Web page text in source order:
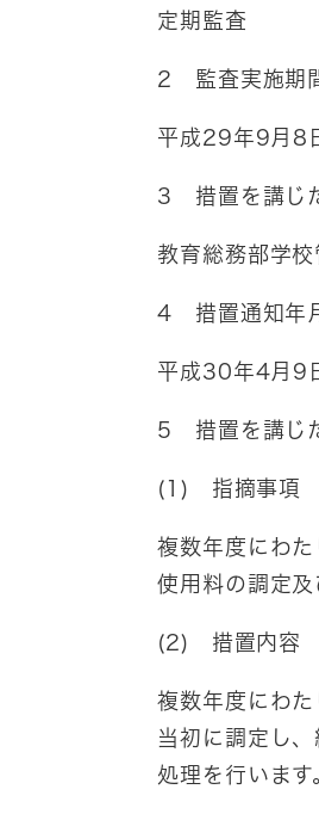
定期監査
2 監査実施期
平成29年9月8
3 措置を講じ
教育総務部学校
4 措置通知年
平成30年4月9
5 措置を講じ
(1) 指摘事項
複数年度にわ
使用料の調定
(2) 措置内容
複数年度にわ
当初に調定し
処理を行います